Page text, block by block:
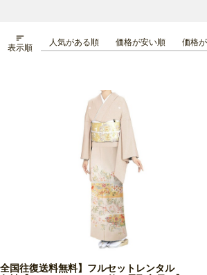

表示順 人気がある順 価格が安い順 価格
国往復送料無料】フルセットレンタル